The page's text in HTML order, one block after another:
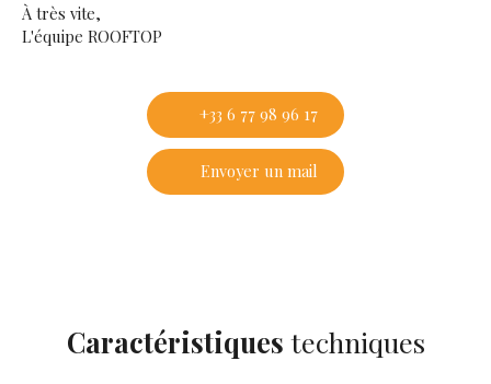
À très vite,
L'équipe ROOFTOP
+33 6 77 98 96 17
Envoyer un mail
Caractéristiques techniques